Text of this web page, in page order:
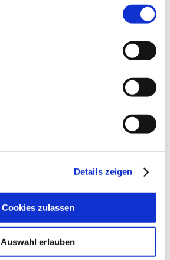
Details zeigen
Cookies zulassen
Auswahl erlauben